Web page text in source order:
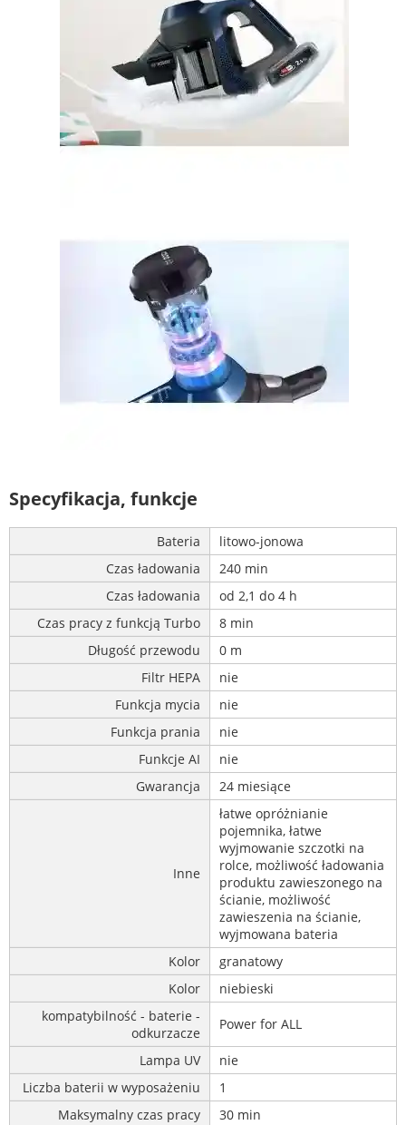
Specyfikacja, funkcje
Bateria
litowo-jonowa
Czas ładowania
240 min
Czas ładowania
od 2,1 do 4 h
Czas pracy z funkcją Turbo
8 min
Długość przewodu
0 m
Filtr HEPA
nie
Funkcja mycia
nie
Funkcja prania
nie
Funkcje AI
nie
Gwarancja
24 miesiące
Inne
łatwe opróżnianie
pojemnika, łatwe
wyjmowanie szczotki na
rolce, możliwość ładowania
produktu zawieszonego na
ścianie, możliwość
zawieszenia na ścianie,
wyjmowana bateria
Kolor
granatowy
Kolor
niebieski
kompatybilność - baterie -
odkurzacze
Power for ALL
Lampa UV
nie
Liczba baterii w wyposażeniu
1
Maksymalny czas pracy
30 min